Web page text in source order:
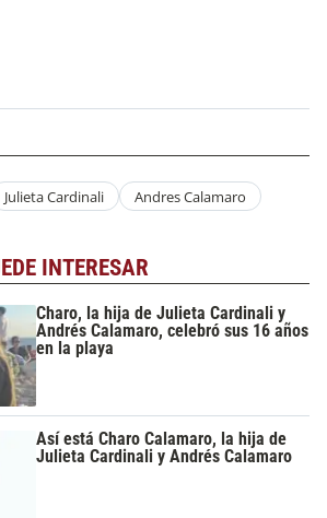
Julieta Cardinali Andres Calamaro
INTERESAR
Charo, la hija de Julieta Cardinali y
Andrés Calamaro, celebró sus 16 años
en la playa
Así está Charo Calamaro, la hija de
Julieta Cardinali y Andrés Calamaro